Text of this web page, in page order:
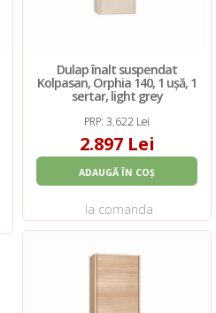
Dulap înalt suspendat
Kolpasan, Orphia 140, 1 ușă, 1
sertar, light grey
PRP: 3.622 Lei
2.897 Lei
ADAUGĂ ÎN COȘ
la comanda